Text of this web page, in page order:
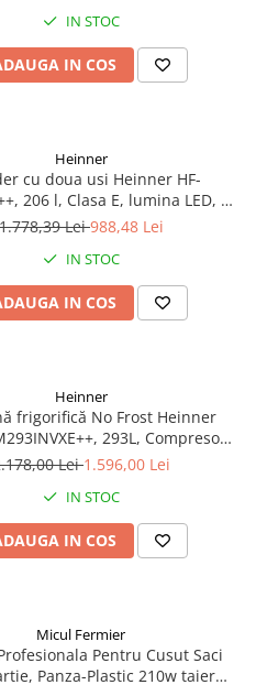
IN STOC
IN COS
Heinner
cu doua usi Heinner HF-
206 l, Clasa E, lumina LED, 3
de sticla, H 143 cm, Inox
1.778,39 Lei988,48 Lei
IN STOC
IN COS
Heinner
No Frost Heinner
293L, Compresor
E, Uși Reversibile, Aspect
Lei1.596,00 Lei
IN STOC
IN COS
Micul Fermier
Pentru Cusut Saci
Panza-Plastic 210w taiere